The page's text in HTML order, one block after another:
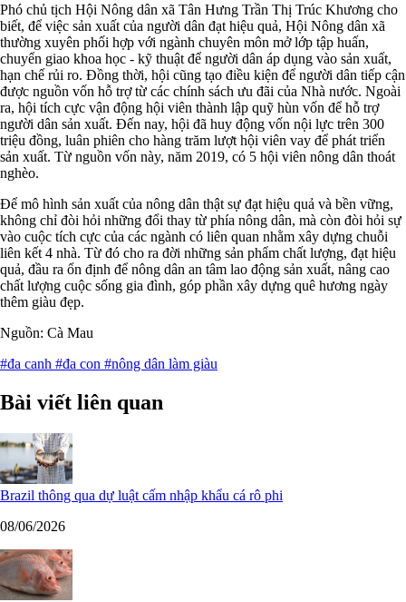
Phó chủ tịch Hội Nông dân xã Tân Hưng Trần Thị Trúc Khương cho
biết, để việc sản xuất của người dân đạt hiệu quả, Hội Nông dân xã
thường xuyên phối hợp với ngành chuyên môn mở lớp tập huấn,
chuyển giao khoa học - kỹ thuật để người dân áp dụng vào sản xuất,
hạn chế rủi ro. Đồng thời, hội cũng tạo điều kiện để người dân tiếp cận
được nguồn vốn hỗ trợ từ các chính sách ưu đãi của Nhà nước. Ngoài
ra, hội tích cực vận động hội viên thành lập quỹ hùn vốn để hỗ trợ
người dân sản xuất. Đến nay, hội đã huy động vốn nội lực trên 300
triệu đồng, luân phiên cho hàng trăm lượt hội viên vay để phát triển
sản xuất. Từ nguồn vốn này, năm 2019, có 5 hội viên nông dân thoát
nghèo.
Để mô hình sản xuất của nông dân thật sự đạt hiệu quả và bền vững,
không chỉ đòi hỏi những đổi thay từ phía nông dân, mà còn đòi hỏi sự
vào cuộc tích cực của các ngành có liên quan nhằm xây dựng chuỗi
liên kết 4 nhà. Từ đó cho ra đời những sản phẩm chất lượng, đạt hiệu
quả, đầu ra ổn định để nông dân an tâm lao động sản xuất, nâng cao
chất lượng cuộc sống gia đình, góp phần xây dựng quê hương ngày
thêm giàu đẹp.
Nguồn: Cà Mau
#đa canh #đa con #nông dân làm giàu
Bài viết liên quan
Brazil thông qua dự luật cấm nhập khẩu cá rô phi
08/06/2026